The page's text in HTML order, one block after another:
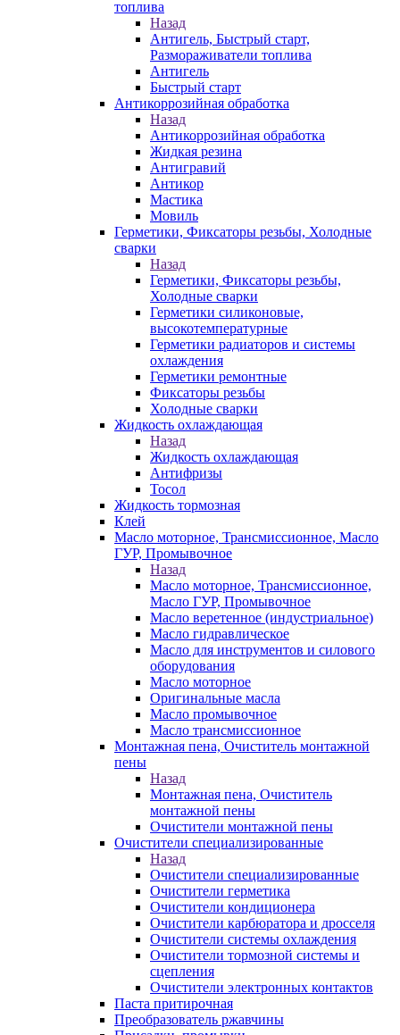
топлива
Назад
Антигель, Быстрый старт,
Размораживатели топлива
Антигель
Быстрый старт
Антикоррозийная обработка
Назад
Антикоррозийная обработка
Жидкая резина
Антигравий
Антикор
Мастика
Мовиль
Герметики, Фиксаторы резьбы, Холодные
сварки
Назад
Герметики, Фиксаторы резьбы,
Холодные сварки
Герметики силиконовые,
высокотемпературные
Герметики радиаторов и системы
охлаждения
Герметики ремонтные
Фиксаторы резьбы
Холодные сварки
Жидкость охлаждающая
Назад
Жидкость охлаждающая
Антифризы
Тосол
Жидкость тормозная
Клей
Масло моторное, Трансмиссионное, Масло
ГУР, Промывочное
Назад
Масло моторное, Трансмиссионное,
Масло ГУР, Промывочное
Масло веретенное (индустриальное)
Масло гидравлическое
Масло для инструментов и силового
оборудования
Масло моторное
Оригинальные масла
Масло промывочное
Масло трансмиссионное
Монтажная пена, Очиститель монтажной
пены
Назад
Монтажная пена, Очиститель
монтажной пены
Очистители монтажной пены
Очистители специализированные
Назад
Очистители специализированные
Очистители герметика
Очистители кондиционера
Очистители карбюратора и дросселя
Очистители системы охлаждения
Очистители тормозной системы и
сцепления
Очистители электронных контактов
Паста притирочная
Преобразователь ржавчины